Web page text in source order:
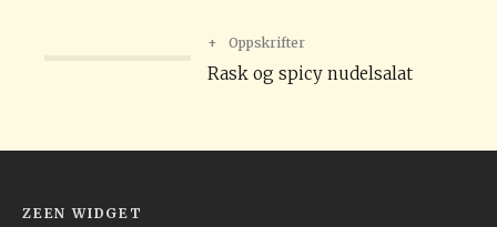
+ Oppskrifter
Rask og spicy nudelsalat
ZEEN WIDGET